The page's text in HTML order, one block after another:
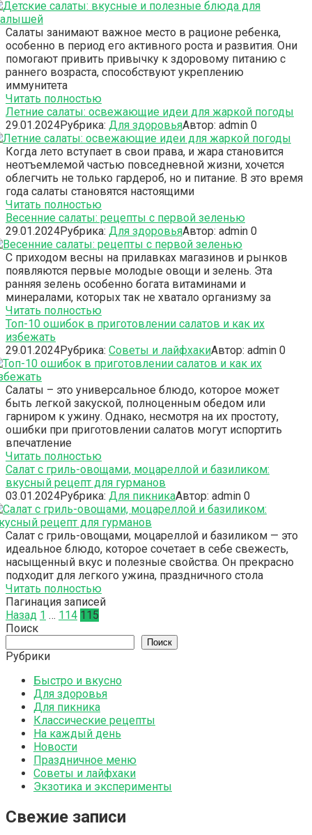
Салаты занимают важное место в рационе ребенка,
особенно в период его активного роста и развития. Они
помогают привить привычку к здоровому питанию с
раннего возраста, способствуют укреплению
иммунитета
Читать полностью
Летние салаты: освежающие идеи для жаркой погоды
29.01.2024Рубрика: Для здоровьяАвтор: admin 0
Когда лето вступает в свои права, и жара становится
неотъемлемой частью повседневной жизни, хочется
облегчить не только гардероб, но и питание. В это время
года салаты становятся настоящими
Читать полностью
Весенние салаты: рецепты с первой зеленью
29.01.2024Рубрика: Для здоровьяАвтор: admin 0
С приходом весны на прилавках магазинов и рынков
появляются первые молодые овощи и зелень. Эта
ранняя зелень особенно богата витаминами и
минералами, которых так не хватало организму за
Читать полностью
Топ-10 ошибок в приготовлении салатов и как их
избежать
29.01.2024Рубрика: Советы и лайфхакиАвтор: admin 0
Салаты – это универсальное блюдо, которое может
быть легкой закуской, полноценным обедом или
гарниром к ужину. Однако, несмотря на их простоту,
ошибки при приготовлении салатов могут испортить
впечатление
Читать полностью
Салат с гриль-овощами, моцареллой и базиликом:
вкусный рецепт для гурманов
03.01.2024Рубрика: Для пикникаАвтор: admin 0
Салат с гриль-овощами, моцареллой и базиликом — это
идеальное блюдо, которое сочетает в себе свежесть,
насыщенный вкус и полезные свойства. Он прекрасно
подходит для легкого ужина, праздничного стола
Читать полностью
Пагинация записей
Назад 1 … 114 115
Поиск
Поиск
Рубрики
Быстро и вкусно
Для здоровья
Для пикника
Классические рецепты
На каждый день
Новости
Праздничное меню
Советы и лайфхаки
Экзотика и эксперименты
Свежие записи